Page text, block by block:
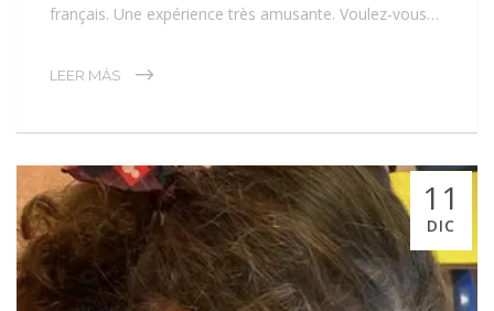
français. Une expérience très amusante. Voulez-vous…
LEER MÁS
11
DIC